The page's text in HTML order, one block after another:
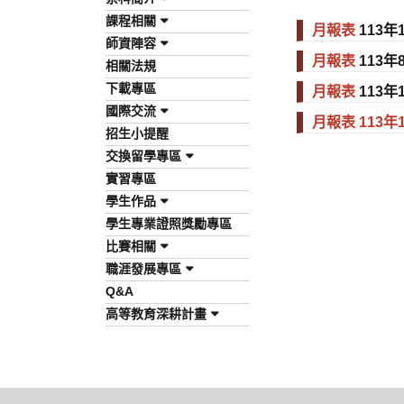
課程相關
師資陣容
相關法規
下載專區
國際交流
招生小提醒
交換留學專區
實習專區
學生作品
學生專業證照獎勵專區
比賽相關
職涯發展專區
Q&A
高等教育深耕計畫
月報表 113年
月報表 113年
月報表 113年
月報表 113年